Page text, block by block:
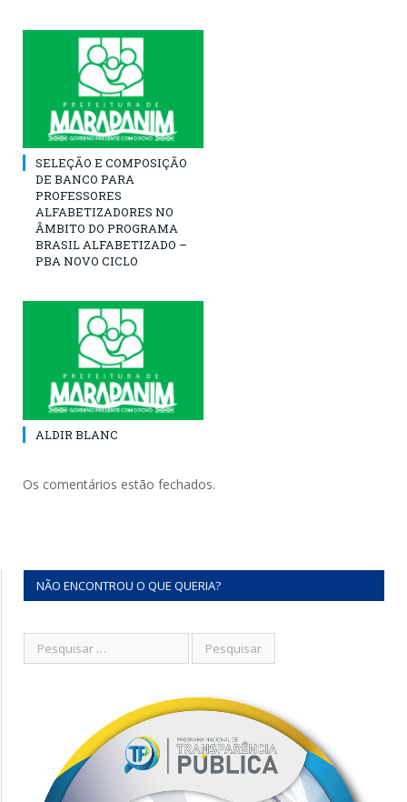
SELEÇÃO E COMPOSIÇÃO
DE BANCO PARA
PROFESSORES
ALFABETIZADORES NO
ÂMBITO DO PROGRAMA
BRASIL ALFABETIZADO –
PBA NOVO CICLO
ALDIR BLANC
Os comentários estão fechados.
NÃO ENCONTROU O QUE QUERIA?